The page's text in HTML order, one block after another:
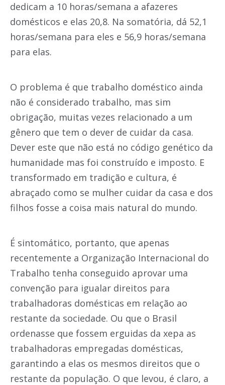
dedicam a 10 horas/semana a afazeres
domésticos e elas 20,8. Na somatória, dá 52,1
horas/semana para eles e 56,9 horas/semana
para elas.
O problema é que trabalho doméstico ainda
não é considerado trabalho, mas sim
obrigação, muitas vezes relacionado a um
gênero que tem o dever de cuidar da casa.
Dever este que não está no código genético da
humanidade mas foi construído e imposto. E
transformado em tradição e cultura, é
abraçado como se mulher cuidar da casa e dos
filhos fosse a coisa mais natural do mundo.
É sintomático, portanto, que apenas
recentemente a Organização Internacional do
Trabalho tenha conseguido aprovar uma
convenção para igualar direitos para
trabalhadoras domésticas em relação ao
restante da sociedade. Ou que o Brasil
ordenasse que fossem erguidas da xepa as
trabalhadoras empregadas domésticas,
garantindo a elas os mesmos direitos que o
restante da população. O que levou, é claro, a